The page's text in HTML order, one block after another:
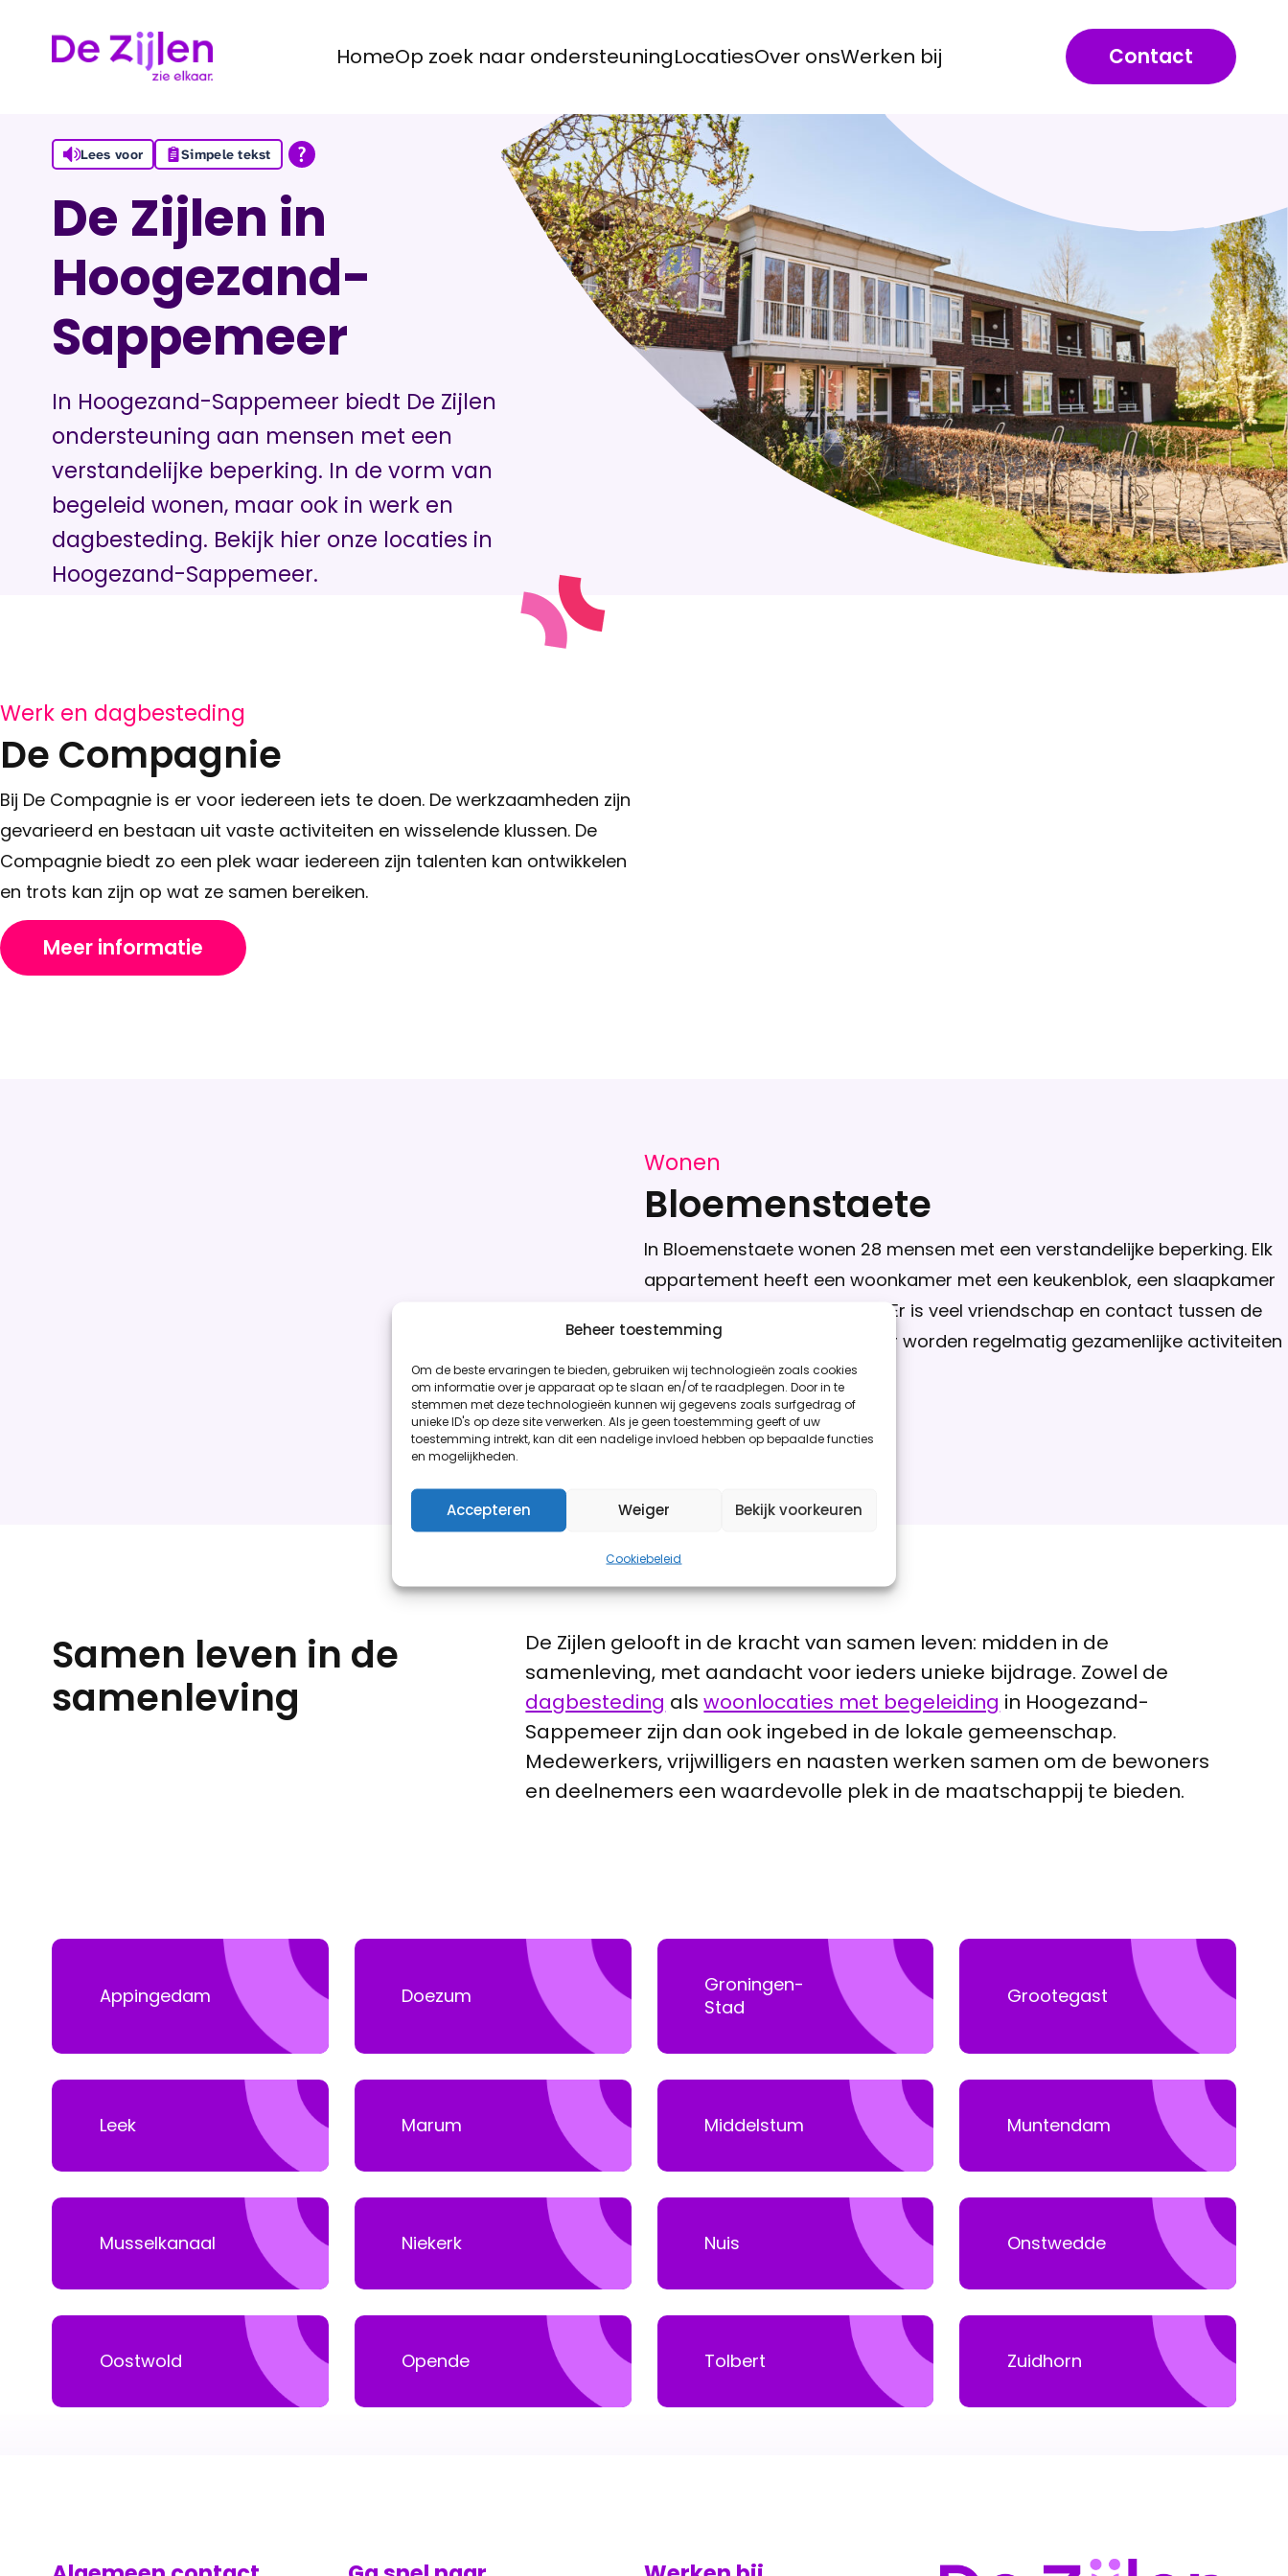
Beheer toestemming
Om de beste ervaringen te bieden, gebruiken wij technologieën zoals cookies
om informatie over je apparaat op te slaan en/of te raadplegen. Door in te
stemmen met deze technologieën kunnen wij gegevens zoals surfgedrag of
unieke ID's op deze site verwerken. Als je geen toestemming geeft of uw
toestemming intrekt, kan dit een nadelige invloed hebben op bepaalde functies
en mogelijkheden.
Accepteren Weiger Bekijk voorkeuren
Cookiebeleid
Lees voor Simpele tekst
De Zijlen in
Hoogezand-
Sappemeer
In Hoogezand-Sappemeer biedt De Zijlen
ondersteuning aan mensen met een
verstandelijke beperking. In de vorm van
begeleid wonen, maar ook in werk en
dagbesteding. Bekijk hier onze locaties in
Hoogezand-Sappemeer.
HomeOp zoek naar ondersteuningLocatiesOver onsWerken bij Contact
Werk en dagbesteding
De Compagnie
Bij De Compagnie is er voor iedereen iets te doen. De werkzaamheden zijn
gevarieerd en bestaan uit vaste activiteiten en wisselende klussen. De
Compagnie biedt zo een plek waar iedereen zijn talenten kan ontwikkelen
en trots kan zijn op wat ze samen bereiken.
Meer informatie
Wonen
Bloemenstaete
In Bloemenstaete wonen 28 mensen met een verstandelijke beperking. Elk
appartement heeft een woonkamer met een keukenblok, een slaapkamer
en een badkamer met toilet. Er is veel vriendschap en contact tussen de
bewoners en hun buren, en er worden regelmatig gezamenlijke activiteiten
georganiseerd.
Meer informatie
Samen leven in de
samenleving
De Zijlen gelooft in de kracht van samen leven: midden in de
samenleving, met aandacht voor ieders unieke bijdrage. Zowel de
dagbesteding alswoonlocaties met begeleiding in Hoogezand-
Sappemeer zijn dan ook ingebed in de lokale gemeenschap.
Medewerkers, vrijwilligers en naasten werken samen om de bewoners
en deelnemers een waardevolle plek in de maatschappij te bieden.
Appingedam Doezum
Groningen-
Stad
Grootegast
Leek Marum Middelstum Muntendam
Musselkanaal Niekerk Nuis Onstwedde
Oostwold Opende Tolbert Zuidhorn